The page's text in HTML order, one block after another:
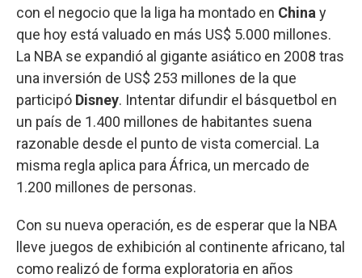
con el negocio que la liga ha montado en China y
que hoy está valuado en más US$ 5.000 millones.
La NBA se expandió al gigante asiático en 2008 tras
una inversión de US$ 253 millones de la que
participó Disney. Intentar difundir el básquetbol en
un país de 1.400 millones de habitantes suena
razonable desde el punto de vista comercial. La
misma regla aplica para África, un mercado de
1.200 millones de personas.
Con su nueva operación, es de esperar que la NBA
lleve juegos de exhibición al continente africano, tal
como realizó de forma exploratoria en años